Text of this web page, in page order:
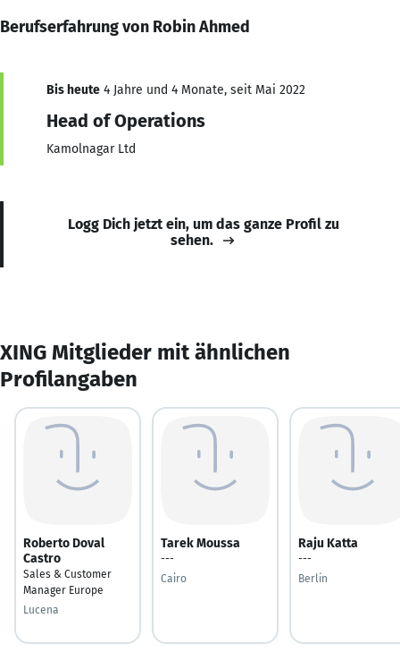
Berufserfahrung von Robin Ahmed
Bis heute 4 Jahre und 4 Monate, seit Mai 2022
Head of Operations
Kamolnagar Ltd
Logg Dich jetzt ein, um das ganze Profil zu
sehen.
XING Mitglieder mit ähnlichen
Profilangaben
Roberto Doval
Castro
Sales & Customer
Manager Europe
Lucena
Tarek Moussa
---
Cairo
Raju Katta
---
Berlin